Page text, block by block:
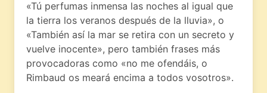
«Tú perfumas inmensa las noches al igual que
la tierra los veranos después de la lluvia», o
«También así la mar se retira con un secreto y
vuelve inocente», pero también frases más
provocadoras como «no me ofendáis, o
Rimbaud os meará encima a todos vosotros».